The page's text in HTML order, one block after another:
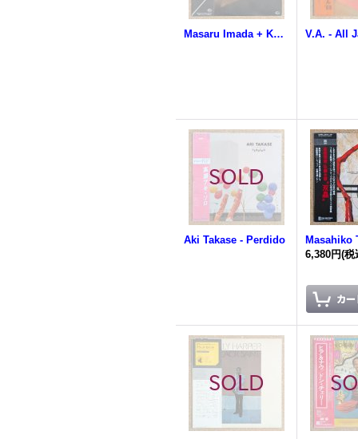
Masaru Imada + Kenji Kohsei Quartet - All Of A Glow
Aki Takase - Perdido
6,380円(税